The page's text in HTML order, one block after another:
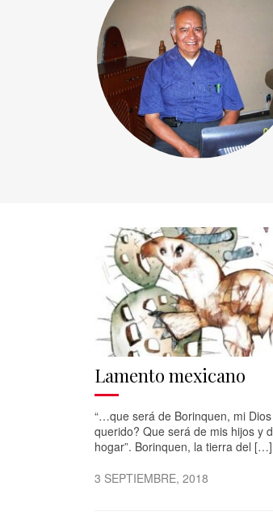
Lamento mexicano
“…que será de Borinquen, mi Dios
querido? Que será de mis hijos y
hogar”. Borinquen, la tierra del […]
3 SEPTIEMBRE, 2018